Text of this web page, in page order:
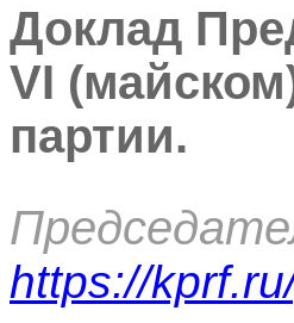
Доклад
VI
партии.
https://